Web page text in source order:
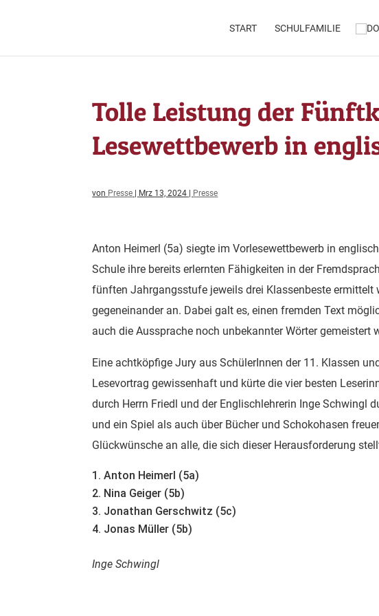
START SCHULFAMILIE
Tolle Leistung der
Lesewettbewerb in
von Presse Mrz 13, 2024 Presse
Anton Heimerl (5a) siegte im Vorlesewettbewerb in
Schule ihre bereits erlernten Fähigkeiten in der
fünften Jahrgangsstufe jeweils drei Klassenbeste ermittelt
gegeneinander an. Dabei galt es, einen fremden Text
auch die Aussprache noch unbekannter Wörter gemeistert
Eine achtköpfige Jury aus SchülerInnen der 11. Klassen
Lesevortrag gewissenhaft und kürte die vier besten
durch Herrn Friedl und der Englischlehrerin Inge Schwingl
und ein Spiel als auch über Bücher und Schokohasen
Glückwünsche an alle, die sich dieser Herausforderung
Anton Heimerl (5a)
Nina Geiger (5b)
Jonathan Gerschwitz (5c)
Jonas Müller (5b)
Inge Schwingl